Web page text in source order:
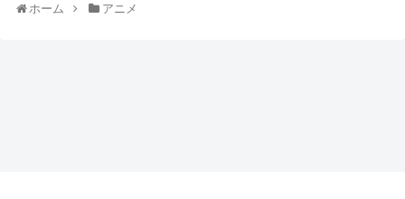
ホーム アニメ